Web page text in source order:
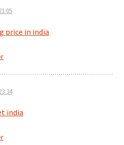
price in india
india